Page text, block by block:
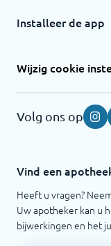
Installeer de app
Wijzig cookie
Volg ons op
Vind een
Heeft u vragen?
Uw apotheker kan u
bijwerkingen en het